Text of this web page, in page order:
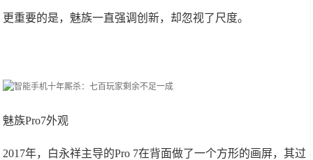
更重要的是，魅族一直强调创新，却忽视了尺度。
魅族Pro7外观
2017年，白永祥主导的Pro 7在背面做了一个方形的画屏，其过